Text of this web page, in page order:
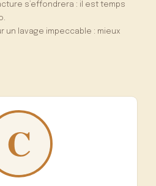
s’effondrera : il est temps
un lavage impeccable : mieux